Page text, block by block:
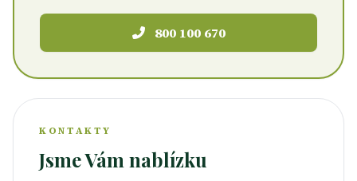
800 100 670
KONTAKTY
Jsme Vám nablízku